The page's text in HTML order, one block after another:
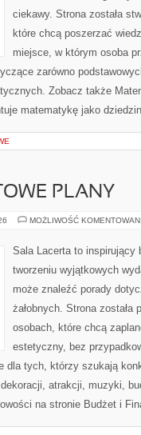
ciekawy. Strona została
które chcą poszerzać
miejsce, w którym osoba
zarówno
Zobacz także
matematykę jako
PLANY
MOŻLIWOŚĆ
Sala Lacerta to inspirujący
tworzeniu wyjątkowych
może znaleźć porady
żałobnych. Strona została
osobach, które chcą
estetyczny, bez
dla tych, którzy szukają
atrakcji, muzyki,
na stronie Budżet i